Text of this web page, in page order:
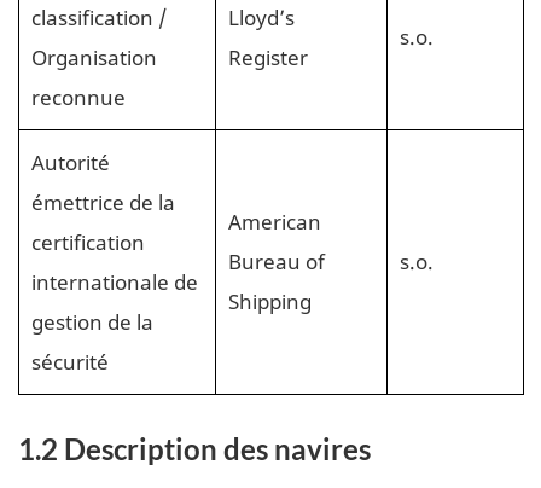
classification /
Organisation
reconnue
Lloyd’s
Register
s.o.
Autorité
émettrice de la
certification
internationale de
gestion de la
sécurité
American
Bureau of
Shipping
s.o.
1.2 Description des navires